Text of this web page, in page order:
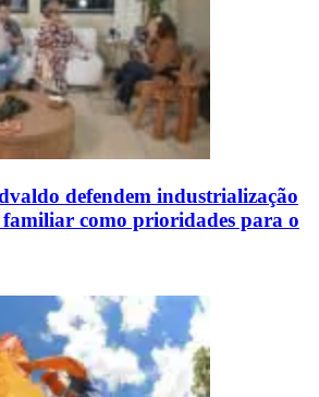
defendem industrialização
como prioridades para o